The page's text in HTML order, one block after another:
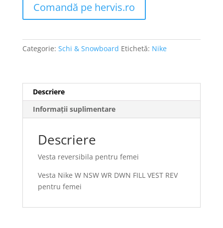
Comandă pe hervis.ro
Categorie: Schi & Snowboard Etichetă: Nike
Descriere
Informații suplimentare
Descriere
Vesta reversibila pentru femei
Vesta Nike W NSW WR DWN FILL VEST REV
pentru femei